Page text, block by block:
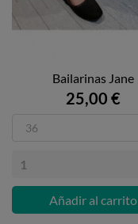
Bailarinas Jane
25,00 €
Añadir al carrito